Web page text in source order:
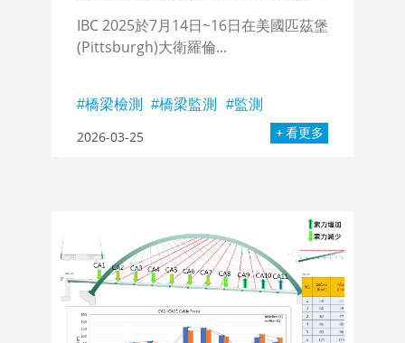
IBC 2025於7月14日~16日在美國匹茲堡
(Pittsburgh)大衛羅倫...
橋梁檢測 橋梁監測 監測
2026-03-25 看更多